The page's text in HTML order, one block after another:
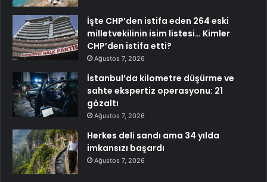
İşte CHP’den istifa eden 264 eski
milletvekilinin isim listesi… Kimler
CHP’den istifa etti?
Ağustos 7, 2026
İstanbul’da kilometre düşürme ve
sahte ekspertiz operasyonu: 21
gözaltı
Ağustos 7, 2026
Herkes deli sandı ama 34 yılda
imkansızı başardı
Ağustos 7, 2026